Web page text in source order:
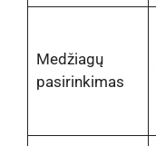
Medžiagų
pasirinkimas